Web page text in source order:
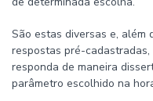
São estas diversas e, além
respostas pré-
responda de maneira
parâmetro escolhido na